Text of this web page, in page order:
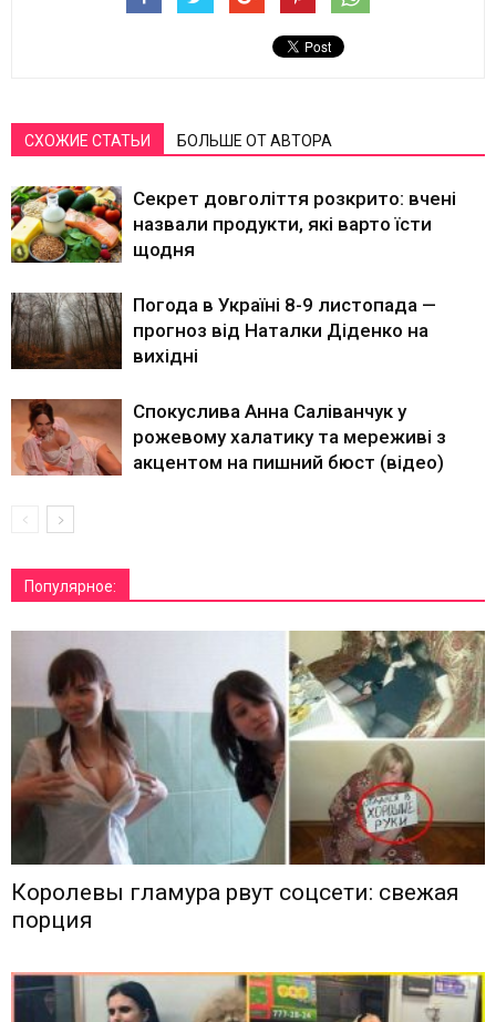
СХОЖИЕ СТАТЬИ БОЛЬШЕ ОТ АВТОРА
Секрет довголіття розкрито: вчені
назвали продукти, які варто їсти
щодня
Погода в Україні 8-9 листопада —
прогноз від Наталки Діденко на
вихідні
Спокуслива Анна Саліванчук у
рожевому халатику та мереживі з
акцентом на пишний бюст (відео)
Популярное:
Королевы гламура рвут соцсети: свежая
порция